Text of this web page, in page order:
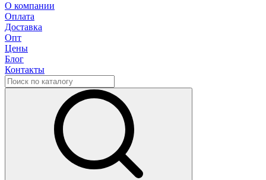
О компании
Оплата
Доставка
Опт
Цены
Блог
Контакты